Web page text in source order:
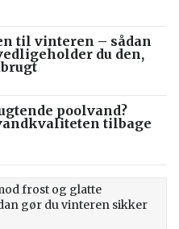
til vinteren – sådan
du den,
poolvand?
tilbage
frost og glatte
gør du vinteren sikker